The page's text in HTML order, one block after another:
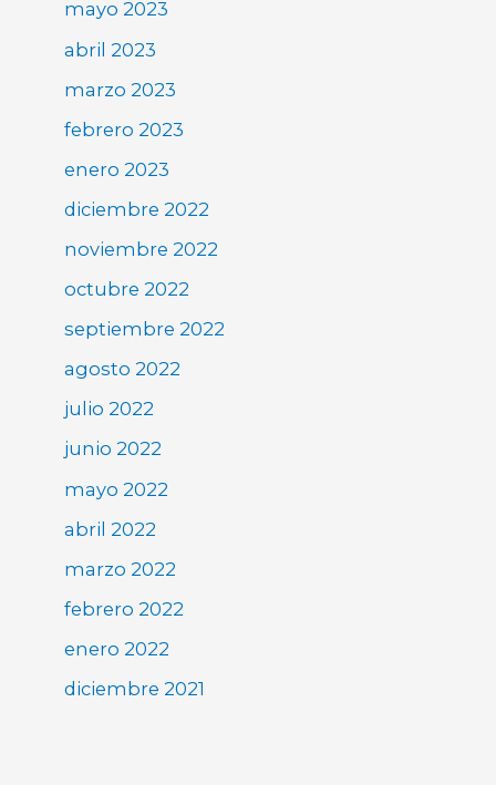
mayo 2023
abril 2023
marzo 2023
febrero 2023
enero 2023
diciembre 2022
noviembre 2022
octubre 2022
septiembre 2022
agosto 2022
julio 2022
junio 2022
mayo 2022
abril 2022
marzo 2022
febrero 2022
enero 2022
diciembre 2021